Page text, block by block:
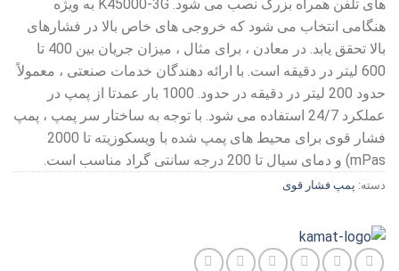
های تلفن همراه بزرگ نصب می شود. K45000-3G به ویژه
هنگامی انتخاب می شود که خروجی های خاص بالا در فشارهای
بالا تحقق یابد. در معادن ، برای مثال ، میزان جریان بین 400 تا
600 لیتر در دقیقه است. با ارائه دهندگان خدمات صنعتی ، معمولاً
حدود 200 لیتر در دقیقه در حدود. 1000 بار عمدتا از پمپ در
عملکرد 24/7 استفاده می شود. با توجه به ساختار سر پمپ ، پمپ
فشار قوی برای محیط های پمپ شده با ویسکوزیته تا 2000
mPas) و دمای سیال تا 200 درجه سانتی گراد مناسب است.
دسته: پمپ فشار قوی